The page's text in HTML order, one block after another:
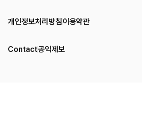
개인정보처리방침이용약관
Contact공익제보